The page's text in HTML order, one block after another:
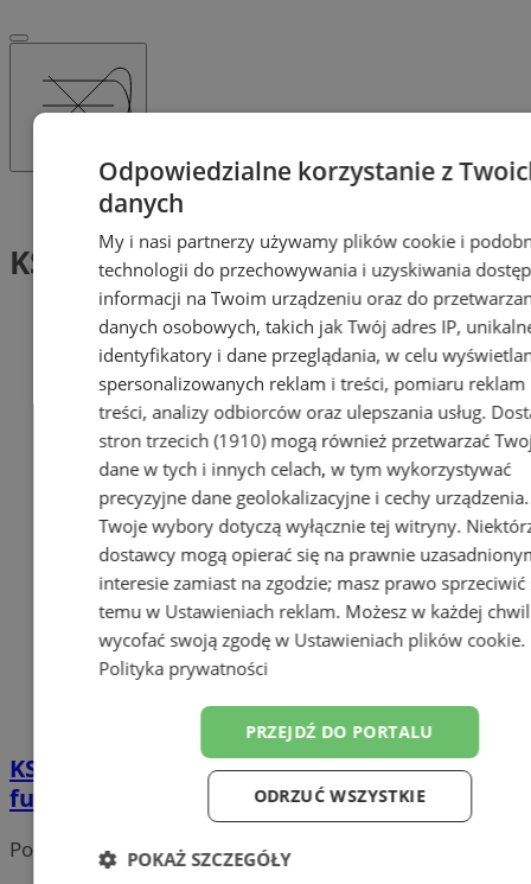
Tag: KS Sośnica Gliwice
KS Sośnica Gliwice (1)
KS Sośnica Gliwice z awansem do
futsalowej Ekstraklasy
Portal należy do sieci
Odpowiedzialne korzystanie z
danych
My i nasi partnerzy używamy plików cookie i
technologii do przechowywania i uzyskiwania
informacji na Twoim urządzeniu oraz do
danych osobowych, takich jak Twój adres IP,
identyfikatory i dane przeglądania, w celu
spersonalizowanych reklam i treści, pomiaru reklam
treści, analizy odbiorców oraz ulepszania usług.
stron trzecich (1910)mogą również przetwarzać
dane w tych i innych celach, w tym wykorzystywać
precyzyjne dane geolokalizacyjne i cechy urządzenia.
Twoje wybory dotyczą wyłącznie tej witryny.
dostawcy mogą opierać się na prawnie
interesie zamiast na zgodzie; masz prawo sprzeciwić
temu w Ustawieniach reklam. Możesz w każdej
wycofać swoją zgodę w Ustawieniach plików cookie.
Polityka prywatności
PRZEJDŹ DO PORTALU
ODRZUĆ WSZYSTKIE
POKAŻ SZCZEGÓŁY